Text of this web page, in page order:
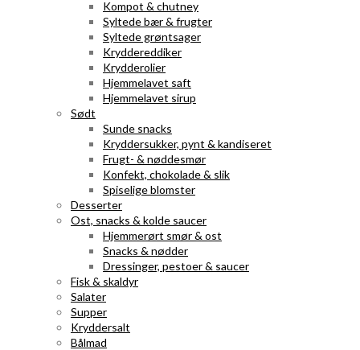
Kompot & chutney
Syltede bær & frugter
Syltede grøntsager
Kryddereddiker
Krydderolier
Hjemmelavet saft
Hjemmelavet sirup
Sødt
Sunde snacks
Kryddersukker, pynt & kandiseret
Frugt- & nøddesmør
Konfekt, chokolade & slik
Spiselige blomster
Desserter
Ost, snacks & kolde saucer
Hjemmerørt smør & ost
Snacks & nødder
Dressinger, pestoer & saucer
Fisk & skaldyr
Salater
Supper
Kryddersalt
Bålmad